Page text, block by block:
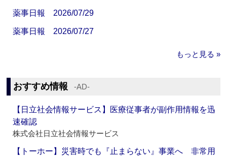
薬事日報 2026/07/29
薬事日報 2026/07/27
もっと見る »
おすすめ情報 ‐AD‐
【日立社会情報サービス】医療従事者が副作用情報を迅
速確認
株式会社日立社会情報サービス
【トーホー】災害時でも『止まらない』事業へ 非常用